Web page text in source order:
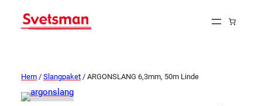
Hem / Slangpaket / ARGONSLANG 6,3mm, 50m Linde